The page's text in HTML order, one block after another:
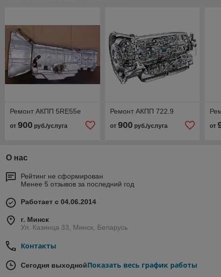
Ремонт АКПП 5RE55e
от 900 руб./услуга
Ремонт АКПП 722.9
от 900руб./услуга от
О нас
Рейтинг не сформирован
Менее 5 отзывов за последний год
Работает с 04.06.2014
г. Минск
Ул. Казинца 33, Минск, Беларусь
Контакты
Сегодня выходнойПоказать весь график работы